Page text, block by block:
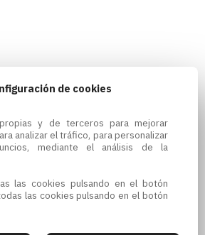
de cookies
y de terceros para mejorar
analizar el tráfico, para personalizar
mediante el análisis de la
las cookies pulsando en el botón
las cookies pulsando en el botón